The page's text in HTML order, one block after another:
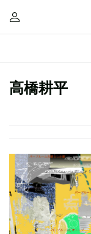
高橋耕平